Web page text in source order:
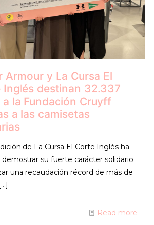
Armour y La Cursa El
Inglés destinan 32.337
a la Fundación Cruyff
a las camisetas
de La Cursa El Corte Inglés ha
su fuerte carácter solidario
una recaudación récord de más de
Read more